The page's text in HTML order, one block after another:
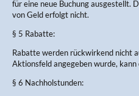
für eine neue Buchung ausgestellt.
von Geld erfolgt nicht.
§ 5 Rabatte:
Rabatte werden rückwirkend nicht
Aktionsfeld angegeben wurde,
§ 6 Nachholstunden: